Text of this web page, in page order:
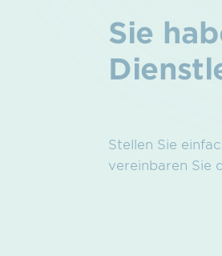
Sie
Stellen Sie
vereinbaren Sie